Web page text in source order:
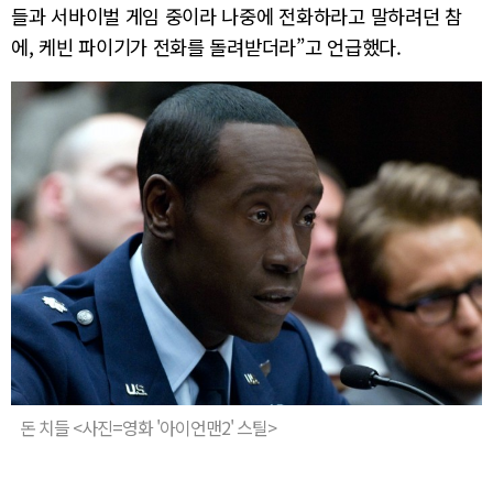
들과 서바이벌 게임 중이라 나중에 전화하라고 말하려던 참
에, 케빈 파이기가 전화를 돌려받더라”고 언급했다.
돈 치들 <사진=영화 '아이언맨2' 스틸>